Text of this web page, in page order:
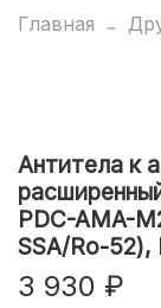
Главная
Антитела к
PDC-AMA-
SSA/Ro-52),
3 930 ₽